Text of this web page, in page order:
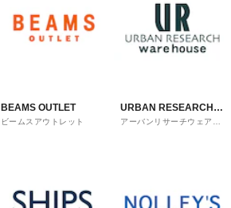
BEAMS OUTLET
ビームスアウトレット
URBAN RESEARCH
ware house
アーバンリサーチウェアハ